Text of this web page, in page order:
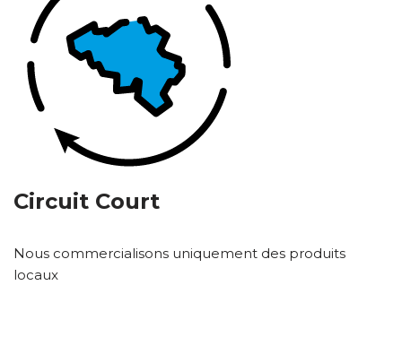
Circuit Court
Nous commercialisons uniquement des produits
locaux